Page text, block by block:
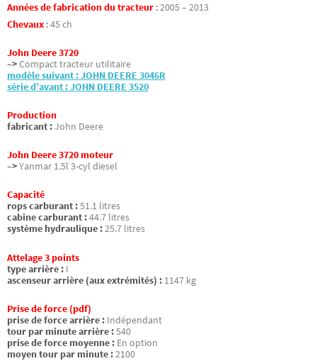
Années de fabrication du tracteur :2005 – 2013
Chevaux :45 ch
John Deere 3720
–>Compact tracteur utilitaire
modèle suivant : JOHN DEERE 3046R
série d’avant : JOHN DEERE 3520
Production
fabricant :John Deere
John Deere 3720 moteur
–>Yanmar 1.5l 3-cyl diesel
Capacité
rops carburant :51.1 litres
cabine carburant :44.7 litres
système hydraulique :25.7 litres
Attelage 3 points
type arrière : I
ascenseur arrière (aux extrémités) : 1147 kg
Prise de force (pdf)
prise de force arrière : Indépendant
tour par minute arrière :540
prise de force moyenne : En option
moyen tour par minute :2100